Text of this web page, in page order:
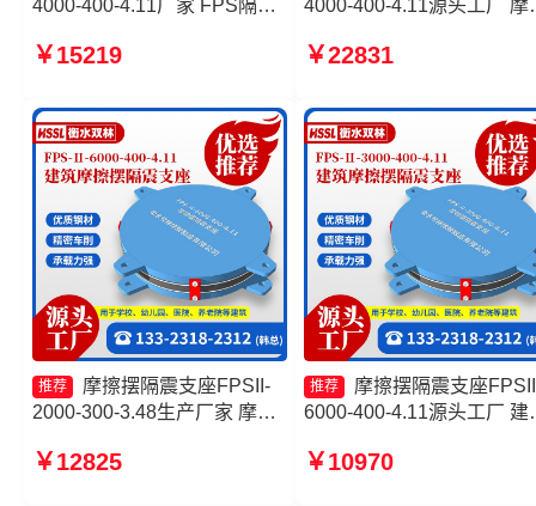
4000-400-4.11厂家 FPS隔震
家 摩擦摆隔震支座FPS-
￥15219
4000-400-4.11源头工厂 摩
FPS隔震支座源头工厂 摩
3.81
￥22831
推荐
摩擦摆隔震支座FPSII-
2000-300-3.48生产厂家 摩擦
摆隔震支座FPSII-10000-300-
￥12825
推荐
摩擦摆隔震支座
6000-400-4.11源头工厂 建
座-15.0ZX支座的生产厂家
￥10970